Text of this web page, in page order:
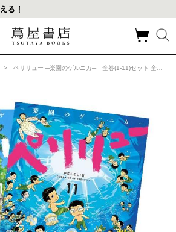
> ペリリュー ─楽園のゲルニカ─ 全巻(1-11)セット 全巻新品の商品詳細